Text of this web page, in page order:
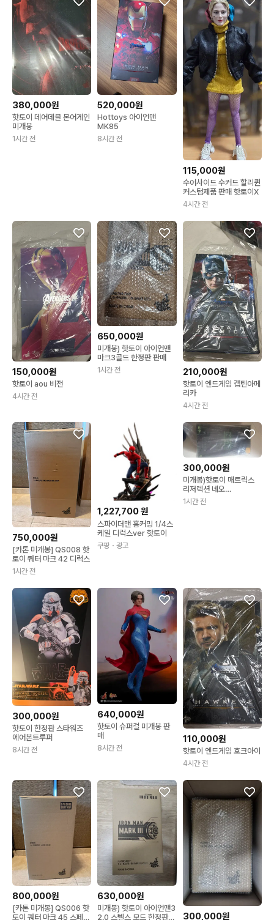
380,000원
핫토이 데어데블 본어게인
미개봉
1시간 전
520,000원
Hottoys 아이언맨
MK85
8시간 전
115,000원
수어사이드 수커드 할리퀸
커스텀제품 판매 핫토이X
4시간 전
150,000원
핫토이 aou 비전
4시간 전
650,000원
미개봉) 핫토이 아이언맨
마크3골드 한정판 판매
1시간 전 210,000원
핫토이 엔드게임 캡틴아메
리카
4시간 전
750,000원
[카톤 미개봉] QS008 핫
토이 쿼터 마크 42 디럭스
1시간 전
1,227,700원
스파이더맨 홈커밍 1/4스
케일 디럭스ver 핫토이
쿠팡 ・광고
300,000원
미개봉)핫토이 매트릭스
리저렉션 네오
(MMS657) 판매
1시간 전
300,000원
핫토이 한정판 스타워즈
에어본트루퍼
8시간 전
640,000원
핫토이 슈퍼걸 미개봉 판
매
8시간 전
110,000원
핫토이 엔드게임 호크아이
4시간 전
800,000원
[카톤 미개봉] QS006 핫
토이 쿼터 마크 45 스페셜
630,000원
미개봉) 핫토이 아이언맨3
2.0 스텔스 모드 한정판
300,000원